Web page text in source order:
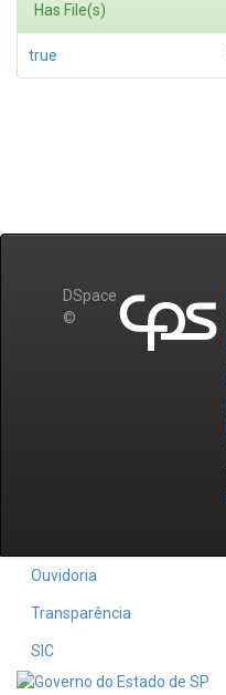
Has File(s)
true
DSpace
©
Ouvidoria
Transparência
SIC